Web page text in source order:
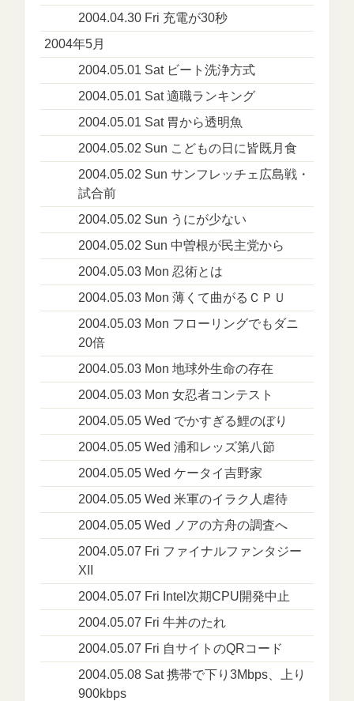
2004.04.30 Fri 充電が30秒
2004年5月
2004.05.01 Sat ビート洗浄方式
2004.05.01 Sat 適職ランキング
2004.05.01 Sat 胃から透明魚
2004.05.02 Sun こどもの日に皆既月食
2004.05.02 Sun サンフレッチェ広島戦・
試合前
2004.05.02 Sun うにが少ない
2004.05.02 Sun 中曽根が民主党から
2004.05.03 Mon 忍術とは
2004.05.03 Mon 薄くて曲がるＣＰＵ
2004.05.03 Mon フローリングでもダニ
20倍
2004.05.03 Mon 地球外生命の存在
2004.05.03 Mon 女忍者コンテスト
2004.05.05 Wed でかすぎる鯉のぼり
2004.05.05 Wed 浦和レッズ第八節
2004.05.05 Wed ケータイ吉野家
2004.05.05 Wed 米軍のイラク人虐待
2004.05.05 Wed ノアの方舟の調査へ
2004.05.07 Fri ファイナルファンタジー
XII
2004.05.07 Fri Intel次期CPU開発中止
2004.05.07 Fri 牛丼のたれ
2004.05.07 Fri 自サイトのQRコード
2004.05.08 Sat 携帯で下り3Mbps、上り
900kbps